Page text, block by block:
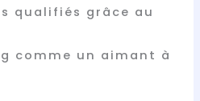
qualifiés grâce au
comme un aimant à